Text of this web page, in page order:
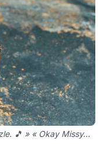
🎵 » « Okay Missy…